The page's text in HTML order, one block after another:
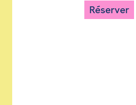
Réserver